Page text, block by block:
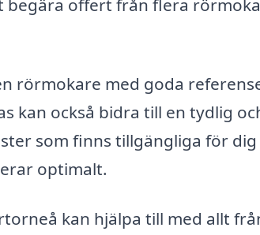
offert från flera
rörmokare med goda
kan också bidra till en tydlig
som finns tillgängliga för
optimalt.
kan hjälpa till med allt